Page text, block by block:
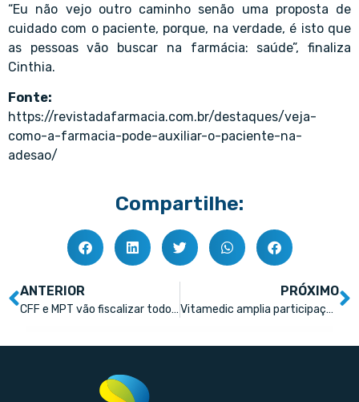
“Eu não vejo outro caminho senão uma proposta de
cuidado com o paciente, porque, na verdade, é isto que
as pessoas vão buscar na farmácia: saúde”, finaliza
Cinthia.
Fonte:
https://revistadafarmacia.com.br/destaques/veja-
como-a-farmacia-pode-auxiliar-o-paciente-na-
adesao/
Compartilhe:
ANTERIOR
CFF e MPT vão fiscalizar todos os estágios curriculares de farmácia do País
PRÓXIMO
Vitamedic amplia participação de mercado